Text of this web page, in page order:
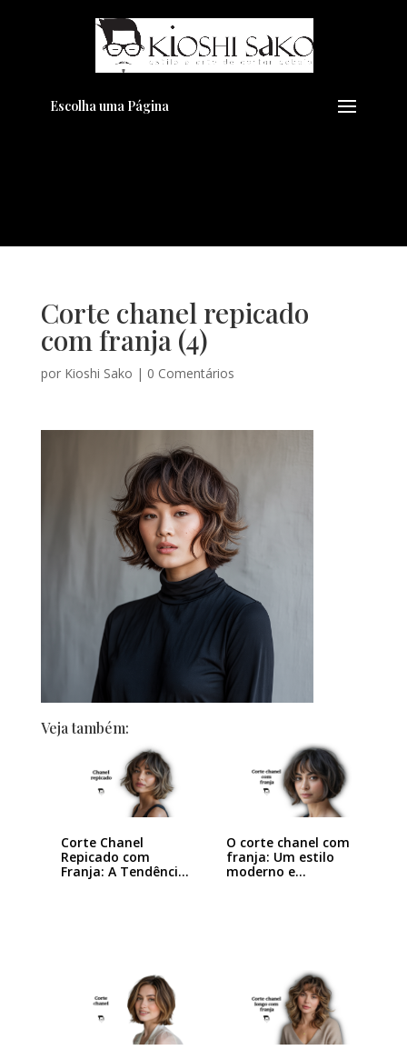
Escolha uma Página
Corte chanel repicado
com franja (4)
por Kioshi Sako | 0 Comentários
Veja também:
Corte Chanel
Repicado com
Franja: A Tendência
O corte chanel com
franja: Um estilo
moderno e…
Pensando em transformar seu
Visual??